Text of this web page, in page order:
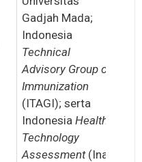
Gadjah Mada;
Indonesia
Technical
Advisory Group on
Immunization
(ITAGI); serta
IndonesiaHealth
Technology
Assessment (Ina-